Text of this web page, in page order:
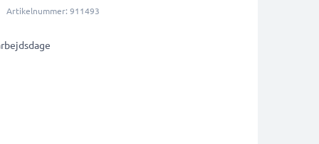
Artikelnummer: 911493